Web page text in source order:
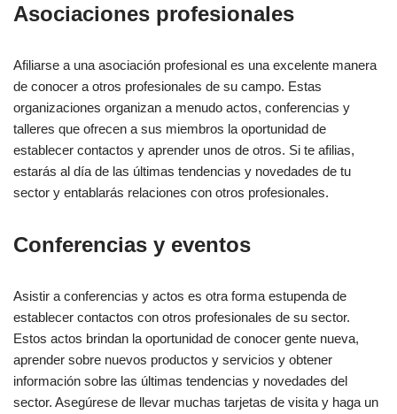
Asociaciones profesionales
Afiliarse a una asociación profesional es una excelente manera
de conocer a otros profesionales de su campo. Estas
organizaciones organizan a menudo actos, conferencias y
talleres que ofrecen a sus miembros la oportunidad de
establecer contactos y aprender unos de otros. Si te afilias,
estarás al día de las últimas tendencias y novedades de tu
sector y entablarás relaciones con otros profesionales.
Conferencias y eventos
Asistir a conferencias y actos es otra forma estupenda de
establecer contactos con otros profesionales de su sector.
Estos actos brindan la oportunidad de conocer gente nueva,
aprender sobre nuevos productos y servicios y obtener
información sobre las últimas tendencias y novedades del
sector. Asegúrese de llevar muchas tarjetas de visita y haga un